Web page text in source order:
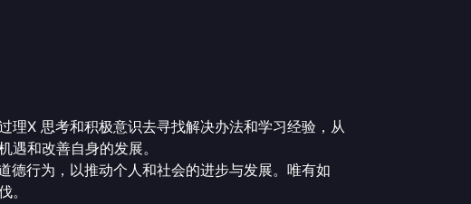
理X 思考和积极意识去寻找解决办法和学习经验，从
和改善自身的发展。
德行为，以推动个人和社会的进步与发展。唯有如
。